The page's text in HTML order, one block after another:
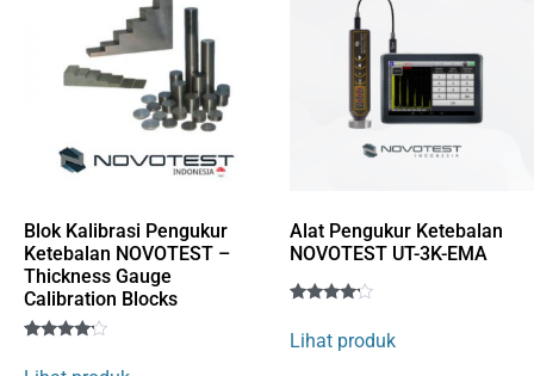
Blok Kalibrasi Pengukur
Ketebalan NOVOTEST –
Thickness Gauge
Calibration Blocks
4
Alat Pengukur Ketebalan
NOVOTEST UT-3K-EMA
4
out of 5
Lihat produk